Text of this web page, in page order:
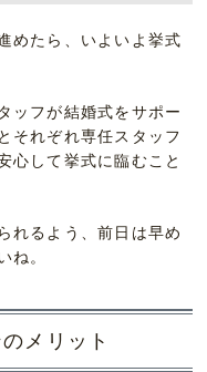
めたら、いよいよ挙式
ッフが結婚式をサポー
それぞれ専任スタッフ
心して挙式に臨むこと
れるよう、前日は早め
ね。
メリット